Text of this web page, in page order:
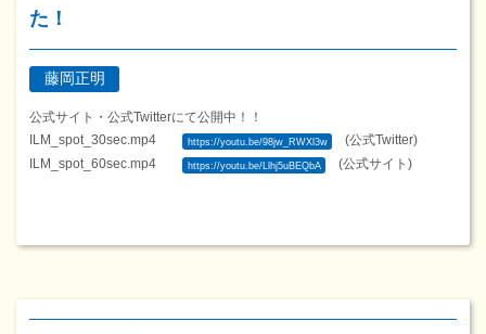
た！
藤岡正明
公式サイト・公式Twitterにて公開中！！
ILM_spot_30sec.mp4
https://youtu.be/98jw_RWXl3w
(公式Twitter)
ILM_spot_60sec.mp4
https://youtu.be/Llhj5uBEQbA (公式サイト)